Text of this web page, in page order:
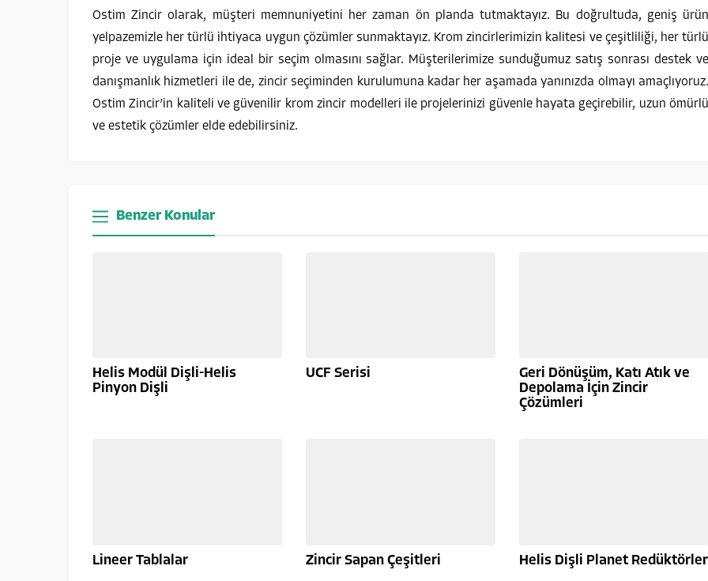
Ostim Zincir olarak, müşteri memnuniyetini her zaman ön planda tutmaktayız. Bu doğrultuda, geniş ürün
yelpazemizle her türlü ihtiyaca uygun çözümler sunmaktayız. Krom zincirlerimizin kalitesi ve çeşitliliği, her türlü
proje ve uygulama için ideal bir seçim olmasını sağlar. Müşterilerimize sunduğumuz satış sonrası destek ve
danışmanlık hizmetleri ile de, zincir seçiminden kurulumuna kadar her aşamada yanınızda olmayı amaçlıyoruz.
Ostim Zincir’in kaliteli ve güvenilir krom zincir modelleri ile projelerinizi güvenle hayata geçirebilir, uzun ömürlü
ve estetik çözümler elde edebilirsiniz.
Benzer Konular
Helis Modül Dişli-Helis
Pinyon Dişli
UCF Serisi
Geri Dönüşüm, Katı Atık ve
Depolama İçin Zincir
Çözümleri
Lineer Tablalar Zincir Sapan Çeşitleri Helis Dişli Planet Redüktörler